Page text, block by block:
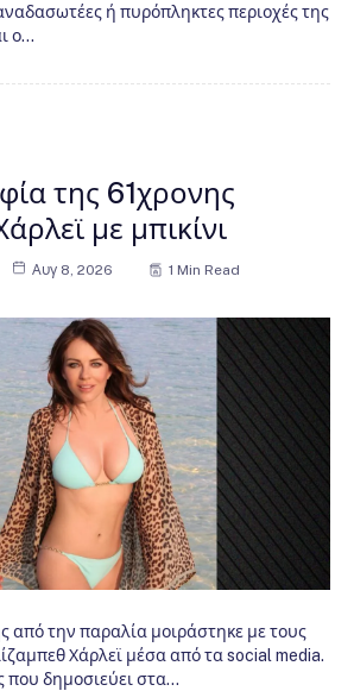
ή πυρόπληκτες περιοχές της
ο…
της 61χρονης
με μπικίνι
Αυγ 8, 2026 1 Min Read
από την παραλία μοιράστηκε με τους
Χάρλεϊ μέσα από τα social media.
που δημοσιεύει στα…